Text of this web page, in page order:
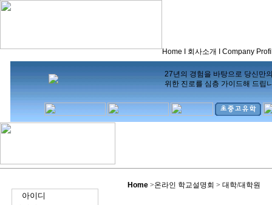
Home 회사소개 Company
27년의 경험을 바탕으로 당신만
위한 진로를 심층 가이드해 드립
아이디
Home >온라인 학교설명회 > 대학/대학원